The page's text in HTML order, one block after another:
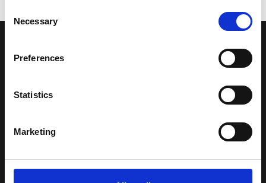
Selection
Necessary
Preferences
Statistics
Marketing
Una comunità di appassionati della cultura tibetana che hanno
avuto modo di viaggiare e conoscere questa meravigliosa regione.
paesaggi e la sua gente è capace di riempire il cuore.
Attraverso i nostri contributi cercheremo agevolare la conoscenza